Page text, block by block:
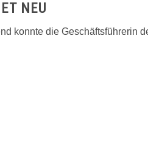
NEU
konnte die Geschäftsführerin